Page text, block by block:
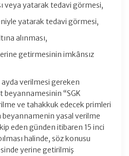
veya yatarak tedavi görmesi,
yatarak tedavi görmesi,
alınması,
getirmesinin imkânsız
verilmesi gereken
“SGK
ve tahakkuk edecek primleri
yasal verilme
eden günden itibaren 15 inci
halinde, söz konusu
yerine getirilmiş